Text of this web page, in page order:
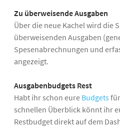
Zu überweisende Ausgaben
Über die neue Kachel wird die
überweisenden Ausgaben
Spesenabrechnungen und
angezeigt.
Ausgabenbudgets Rest
Habt ihr schon eure Budgets
schnellen Überblick könnt ihr
Restbudget direkt auf dem